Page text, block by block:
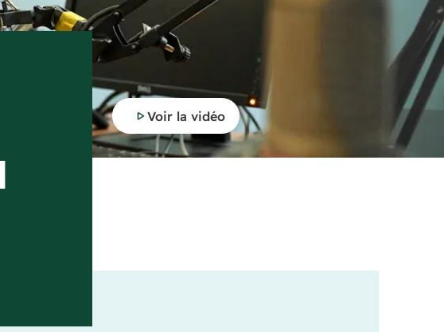
Voir la vidéo